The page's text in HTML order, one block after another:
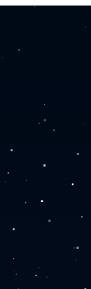
SERVICE